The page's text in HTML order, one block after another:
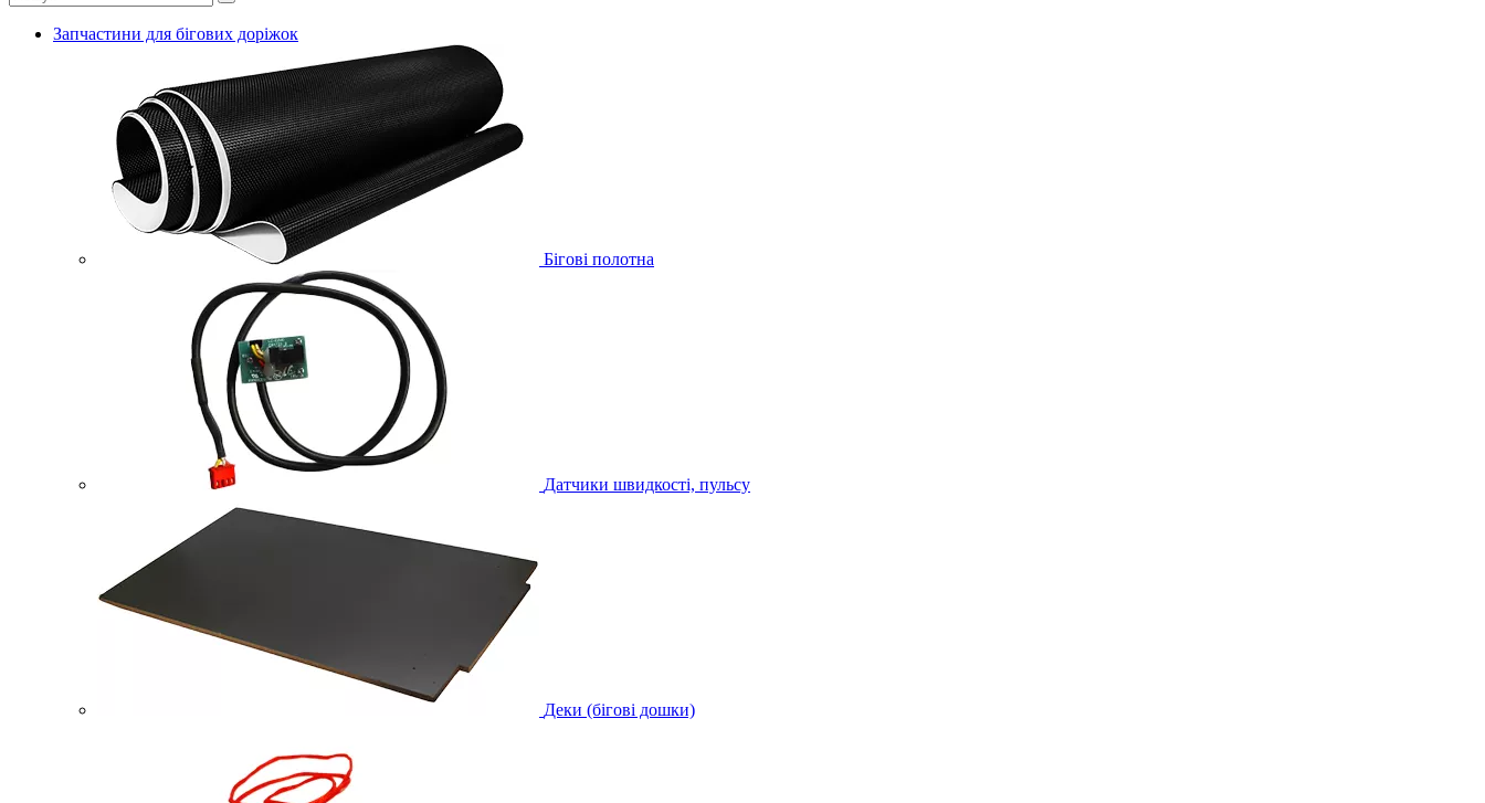
Запчастини для бігових доріжок
Бігові полотна
Датчики швидкості, пульсу
Деки (бігові дошки)